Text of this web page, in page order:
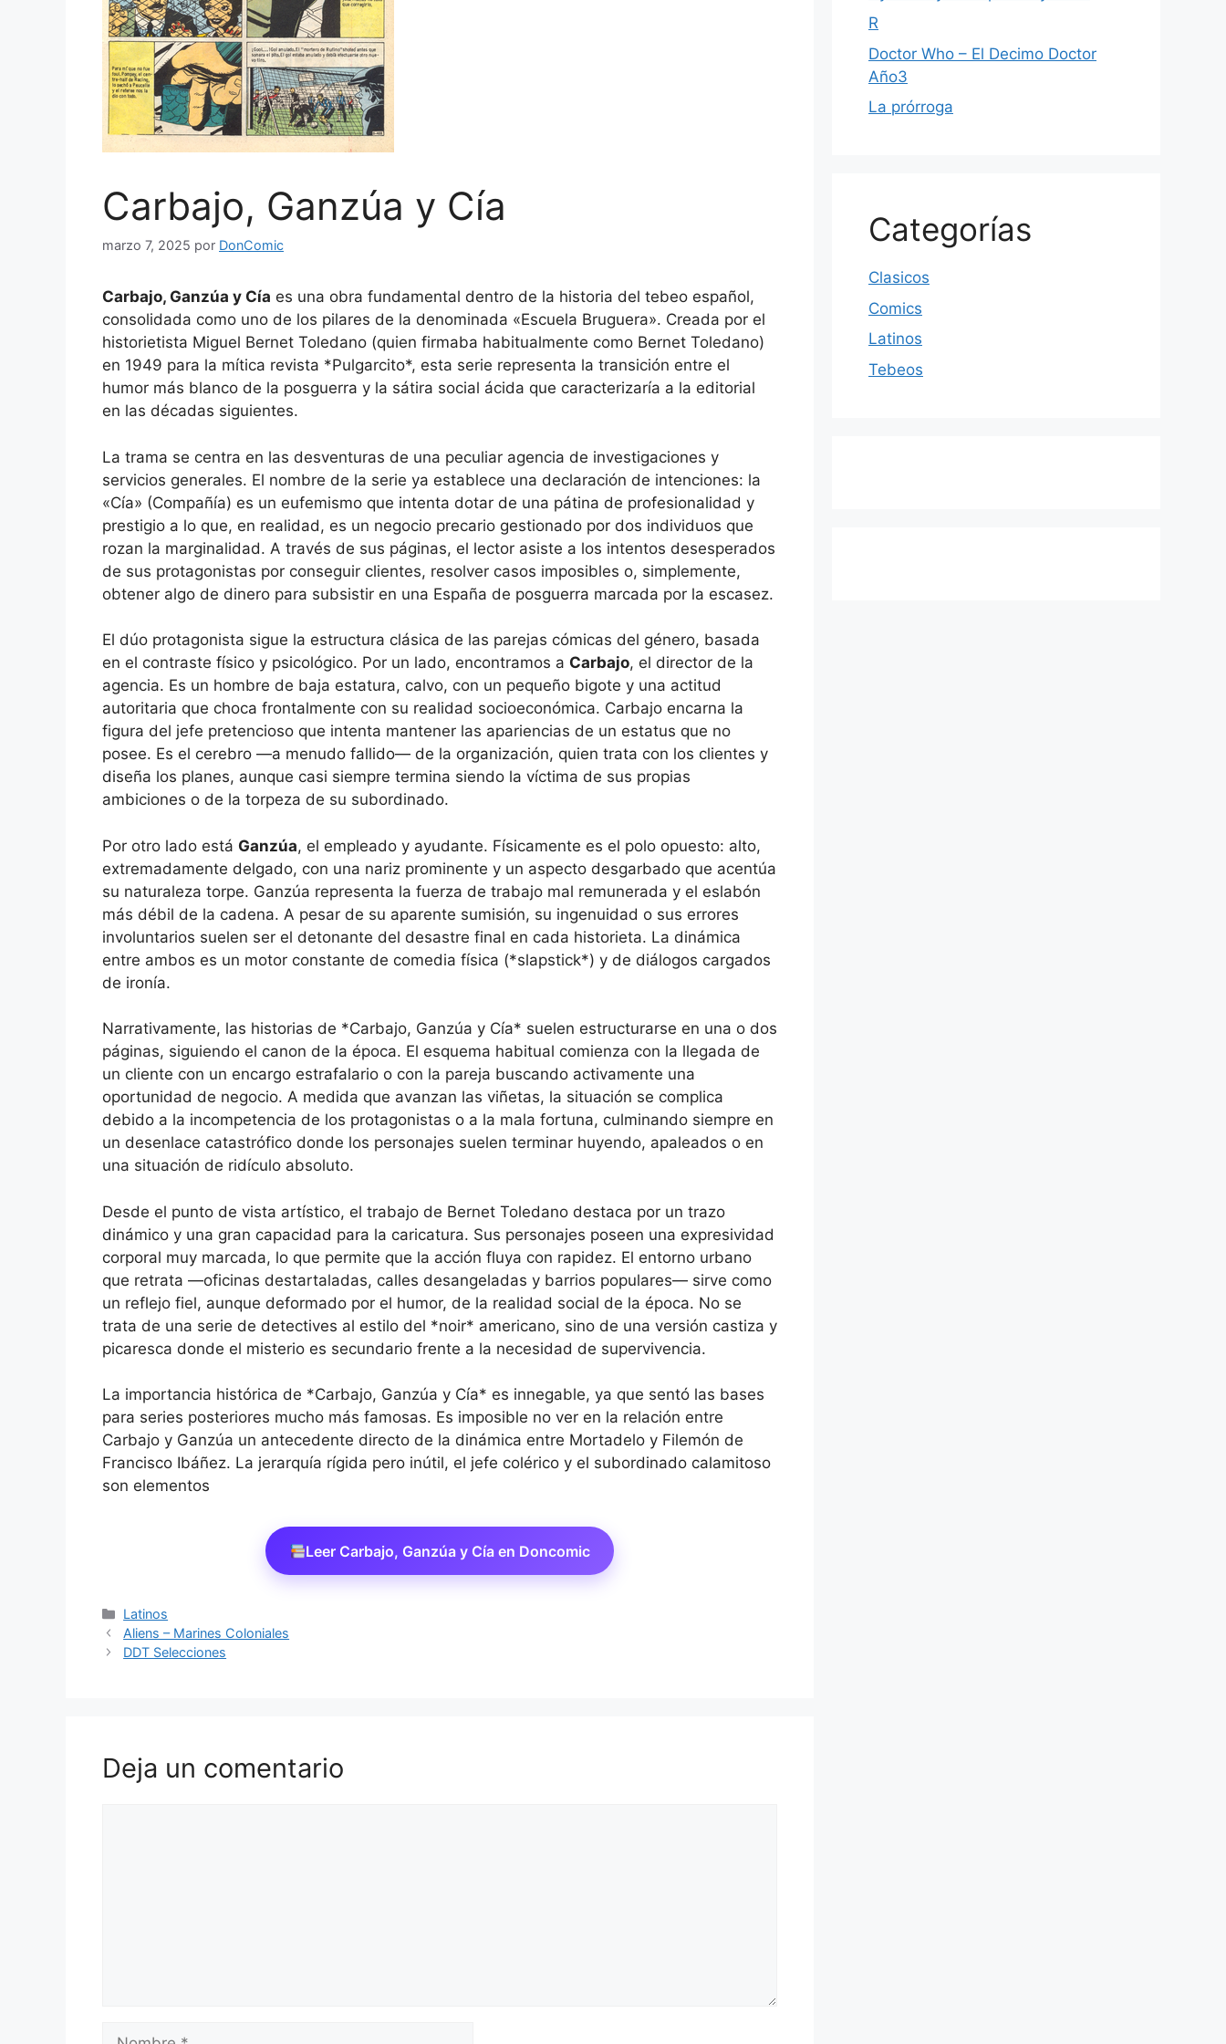
Carbajo, Ganzúa y Cía
marzo 7, 2025 por DonComic
Carbajo, Ganzúa y Cía es una obra fundamental dentro de la historia del tebeo español,
consolidada como uno de los pilares de la denominada «Escuela Bruguera». Creada por el
historietista Miguel Bernet Toledano (quien firmaba habitualmente como Bernet Toledano)
en 1949 para la mítica revista *Pulgarcito*, esta serie representa la transición entre el
humor más blanco de la posguerra y la sátira social ácida que caracterizaría a la editorial
en las décadas siguientes.
La trama se centra en las desventuras de una peculiar agencia de investigaciones y
servicios generales. El nombre de la serie ya establece una declaración de intenciones: la
«Cía» (Compañía) es un eufemismo que intenta dotar de una pátina de profesionalidad y
prestigio a lo que, en realidad, es un negocio precario gestionado por dos individuos que
rozan la marginalidad. A través de sus páginas, el lector asiste a los intentos desesperados
de sus protagonistas por conseguir clientes, resolver casos imposibles o, simplemente,
obtener algo de dinero para subsistir en una España de posguerra marcada por la escasez.
El dúo protagonista sigue la estructura clásica de las parejas cómicas del género, basada
en el contraste físico y psicológico. Por un lado, encontramos a Carbajo, el director de la
agencia. Es un hombre de baja estatura, calvo, con un pequeño bigote y una actitud
autoritaria que choca frontalmente con su realidad socioeconómica. Carbajo encarna la
figura del jefe pretencioso que intenta mantener las apariencias de un estatus que no
posee. Es el cerebro —a menudo fallido— de la organización, quien trata con los clientes y
diseña los planes, aunque casi siempre termina siendo la víctima de sus propias
ambiciones o de la torpeza de su subordinado.
Por otro lado está Ganzúa, el empleado y ayudante. Físicamente es el polo opuesto: alto,
extremadamente delgado, con una nariz prominente y un aspecto desgarbado que acentúa
su naturaleza torpe. Ganzúa representa la fuerza de trabajo mal remunerada y el eslabón
más débil de la cadena. A pesar de su aparente sumisión, su ingenuidad o sus errores
involuntarios suelen ser el detonante del desastre final en cada historieta. La dinámica
entre ambos es un motor constante de comedia física (*slapstick*) y de diálogos cargados
de ironía.
Narrativamente, las historias de *Carbajo, Ganzúa y Cía* suelen estructurarse en una o dos
páginas, siguiendo el canon de la época. El esquema habitual comienza con la llegada de
un cliente con un encargo estrafalario o con la pareja buscando activamente una
oportunidad de negocio. A medida que avanzan las viñetas, la situación se complica
debido a la incompetencia de los protagonistas o a la mala fortuna, culminando siempre en
un desenlace catastrófico donde los personajes suelen terminar huyendo, apaleados o en
una situación de ridículo absoluto.
Desde el punto de vista artístico, el trabajo de Bernet Toledano destaca por un trazo
dinámico y una gran capacidad para la caricatura. Sus personajes poseen una expresividad
corporal muy marcada, lo que permite que la acción fluya con rapidez. El entorno urbano
que retrata —oficinas destartaladas, calles desangeladas y barrios populares— sirve como
un reflejo fiel, aunque deformado por el humor, de la realidad social de la época. No se
trata de una serie de detectives al estilo del *noir* americano, sino de una versión castiza y
picaresca donde el misterio es secundario frente a la necesidad de supervivencia.
La importancia histórica de *Carbajo, Ganzúa y Cía* es innegable, ya que sentó las bases
para series posteriores mucho más famosas. Es imposible no ver en la relación entre
Carbajo y Ganzúa un antecedente directo de la dinámica entre Mortadelo y Filemón de
Francisco Ibáñez. La jerarquía rígida pero inútil, el jefe colérico y el subordinado calamitoso
son elementos
Leer Carbajo, Ganzúa y Cía en Doncomic
Categorías
Latinos
Aliens – Marines Coloniales
DDT Selecciones
Deja un comentario
Nombre
R
Doctor Who – El Decimo Doctor
Año3
La prórroga
Categorías
Clasicos
Comics
Latinos
Tebeos